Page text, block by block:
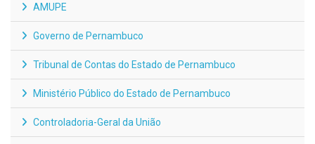
AMUPE
Governo de Pernambuco
Tribunal de Contas do Estado de Pernambuco
Ministério Público do Estado de Pernambuco
Controladoria-Geral da União